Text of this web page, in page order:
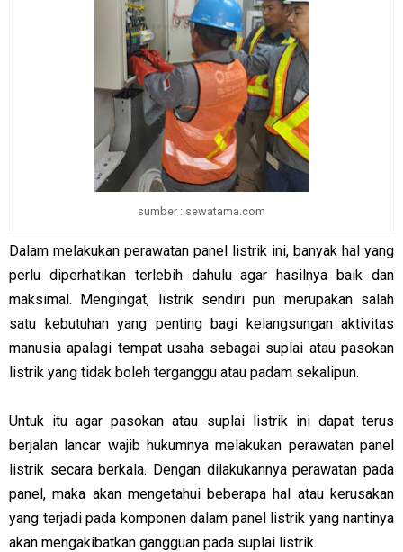
sumber : sewatama.com
Dalam melakukan perawatan panel listrik ini, banyak hal yang
perlu diperhatikan terlebih dahulu agar hasilnya baik dan
maksimal. Mengingat, listrik sendiri pun merupakan salah
satu kebutuhan yang penting bagi kelangsungan aktivitas
manusia apalagi tempat usaha sebagai suplai atau pasokan
listrik yang tidak boleh terganggu atau padam sekalipun.
Untuk itu agar pasokan atau suplai listrik ini dapat terus
berjalan lancar wajib hukumnya melakukan perawatan panel
listrik secara berkala. Dengan dilakukannya perawatan pada
panel, maka akan mengetahui beberapa hal atau kerusakan
yang terjadi pada komponen dalam panel listrik yang nantinya
akan mengakibatkan gangguan pada suplai listrik.